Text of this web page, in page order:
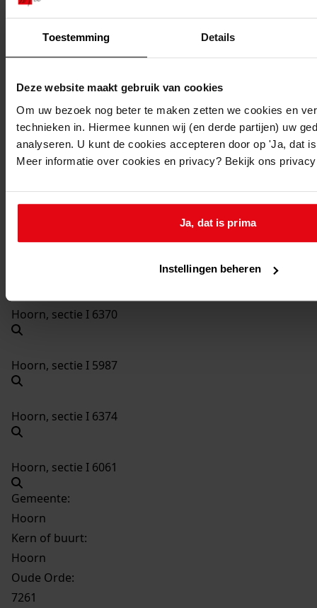
Toestemming Details
Deze website maakt gebruik van cookies
Om uw bezoek nog beter te maken zetten we cookies en
technieken in. Hiermee kunnen wij (en derde partijen) uw
analyseren. U kunt de cookies accepteren door op 'Ja, dat
Meer informatie over cookies en privacy? Bekijk ons
Ja, dat is prima
Instellingen beheren
7261Bouwen van een bedrijfsruimte, 2001
Datering:
2001
Bouwen van een bedrijfsruimte
Datum vergunning:
24-04-2001
Adres:
Hoorn, De Corantijn 61
Hoorn, sectie I 6370
Hoorn, sectie I 5987
Hoorn, sectie I 6374
Hoorn, sectie I 6061
Gemeente:
Hoorn
Kern of buurt:
Hoorn
Oude Orde:
7261